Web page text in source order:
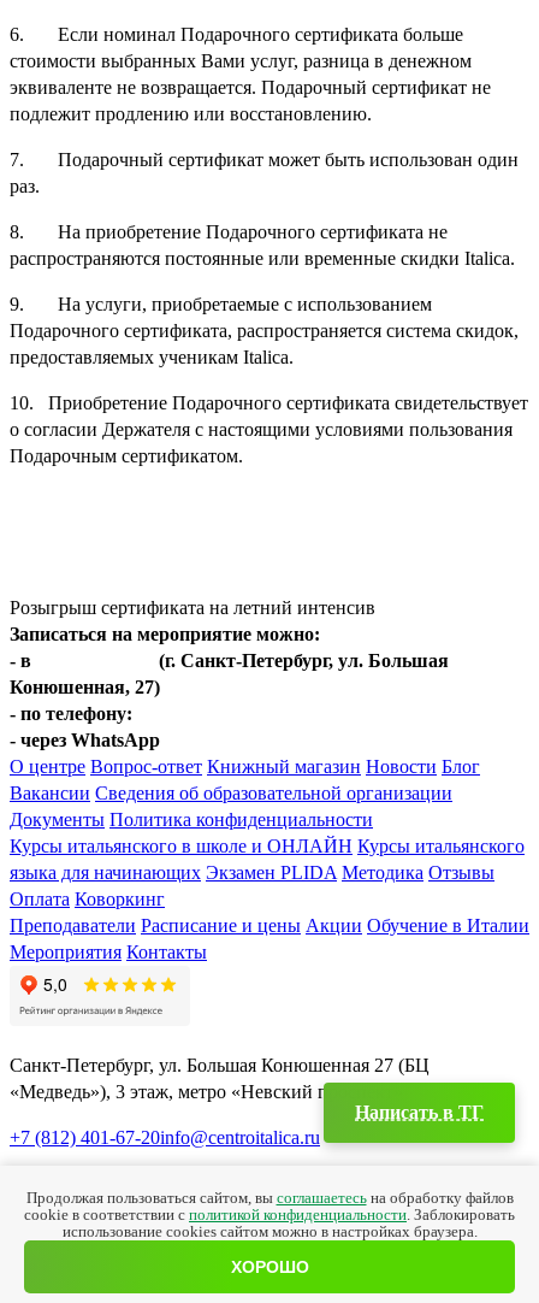
6. Если номинал Подарочного сертификата больше
стоимости выбранных Вами услуг, разница в денежном
эквиваленте не возвращается. Подарочный сертификат не
подлежит продлению или восстановлению.
7. Подарочный сертификат может быть использован один
раз.
8. На приобретение Подарочного сертификата не
распространяются постоянные или временные скидки Italica.
9. На услуги, приобретаемые с использованием
Подарочного сертификата, распространяется система скидок,
предоставляемых ученикам Italica.
10. Приобретение Подарочного сертификата свидетельствует
о согласии Держателя с настоящими условиями пользования
Подарочным сертификатом.
Розыгрыш сертификата на летний интенсив
Записаться на мероприятие можно:
- в
(г. Санкт-Петербург, ул. Большая
Конюшенная, 27)
- по телефону:
- через WhatsApp
О центре Вопрос-ответ Книжный магазин Новости Блог
Вакансии Сведения об образовательной организации
Документы Политика конфиденциальности
Курсы итальянского в школе и ОНЛАЙН Курсы итальянского
языка для начинающих Экзамен PLIDA Методика Отзывы
Оплата Коворкинг
Преподаватели Расписание и цены Акции Обучение в Италии
Мероприятия Контакты
Санкт-Петербург, ул. Большая Конюшенная 27 (БЦ
«Медведь»), 3 этаж, метро «Невский проспект»
+7 (812) 401-67-20info@centroitalica.ru Подписаться на
© Centro Italica 2010-2023
Политика конфиденциальностиКарта сайта
Написать в TГ
Продолжая пользоваться сайтом, вы соглашаетесьна обработку файлов
cookie в соответствии с политикой конфиденциальности. Заблокировать
использование cookies сайтом можно в настройках браузера.
ХОРОШО